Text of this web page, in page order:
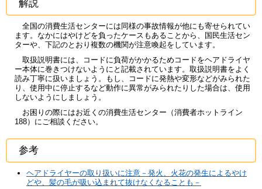
解説
全国の消費生活センターには同様の事故情報が他にも寄せられてい
ます。なかにはやけどを負ったケースもあることから、国民生活セン
ターや、下記のとおり複数の機関が注意喚起をしています。
取扱説明書には、コードに負荷がかかるためコードをヘアドライヤ
ー本体に巻きつけないようにと記載されています。取扱説明書をよく
読み丁寧に扱いましょう。もし、コードに発熱や変形などがみられた
り、使用中に停止するなど動作に異常がみられたりした場合は、使用
しないようにしましょう。
お困りの際にはお近くの消費生活センター（消費者ホットライン
188）にご相談ください。
参考
ヘアドライヤーの取り扱いに注意－発火、火花の発生によるやけ
どや、髪の毛が吸い込まれて抜けなくなることも－